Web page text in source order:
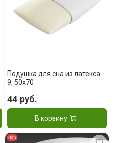
Подушка для сна из латекса
9, 50x70
44 руб.
В корзину
-10%